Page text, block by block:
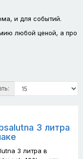
и для событий.
любой ценой, а про
3 литра
3 литра в